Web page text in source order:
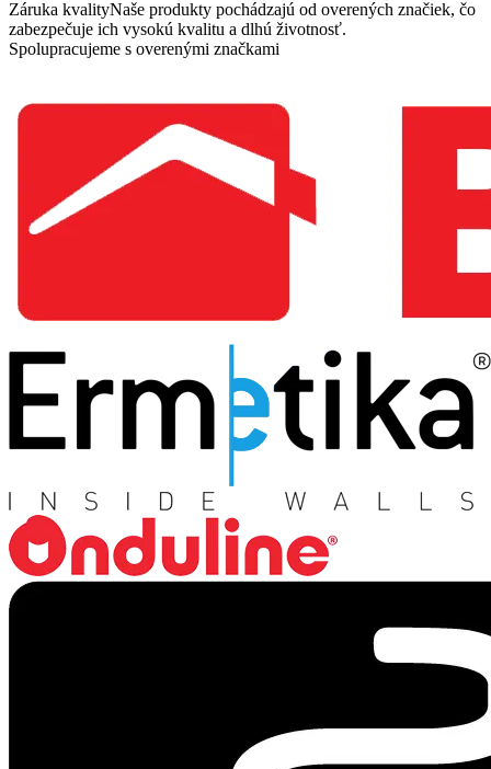
Záruka kvalityNaše produkty pochádzajú od overených značiek, čo
zabezpečuje ich vysokú kvalitu a dlhú životnosť.
Spolupracujeme s overenými značkami